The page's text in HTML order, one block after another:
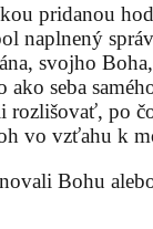
pridanou
naplnený
svojho
seba
po
vo vzťahu k
Bohu